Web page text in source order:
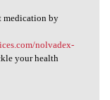
medication by
nolvadex-
your health